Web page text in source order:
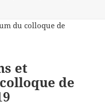
et
de